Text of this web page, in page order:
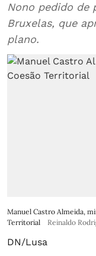
Nono pedido de
Bruxelas, que
plano.
Manuel Castro Almeida,
Territorial
Reinaldo
DN/Lusa